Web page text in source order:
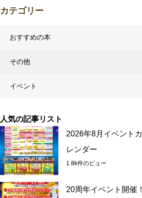
カテゴリー
おすすめの本
その他
イベント
人気の記事リスト
2026年8月イベントカ
レンダー
1.8k件のビュー
20周年イベント開催！